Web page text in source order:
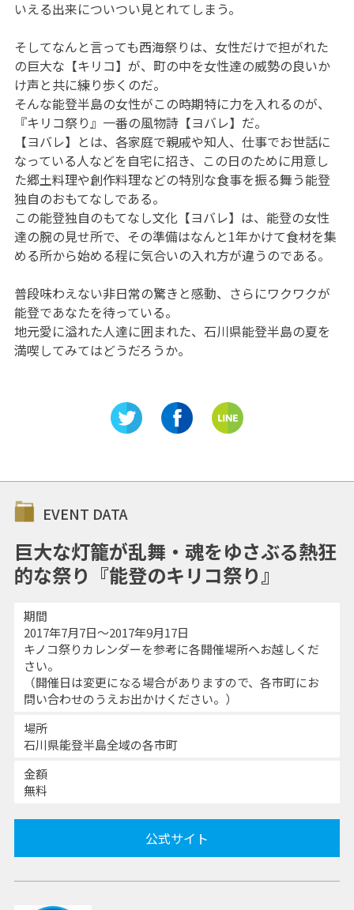
いえる出来についつい見とれてしまう。
そしてなんと言っても西海祭りは、女性だけで担がれた
の巨大な【キリコ】が、町の中を女性達の威勢の良いか
け声と共に練り歩くのだ。
そんな能登半島の女性がこの時期特に力を入れるのが、
『キリコ祭り』一番の風物詩【ヨバレ】だ。
【ヨバレ】とは、各家庭で親戚や知人、仕事でお世話に
なっている人などを自宅に招き、この日のために用意し
た郷土料理や創作料理などの特別な食事を振る舞う能登
独自のおもてなしである。
この能登独自のもてなし文化【ヨバレ】は、能登の女性
達の腕の見せ所で、その準備はなんと1年かけて食材を集
める所から始める程に気合いの入れ方が違うのである。
普段味わえない非日常の驚きと感動、さらにワクワクが
能登であなたを待っている。
地元愛に溢れた人達に囲まれた、石川県能登半島の夏を
満喫してみてはどうだろうか。
EVENT DATA
巨大な灯籠が乱舞・魂をゆさぶる熱狂
的な祭り『能登のキリコ祭り』
期間
2017年7月7日～2017年9月17日
キノコ祭りカレンダーを参考に各開催場所へお越しくだ
さい。
（開催日は変更になる場合がありますので、各市町にお
問い合わせのうえお出かけください。）
場所
石川県能登半島全域の各市町
金額
無料
公式サイト